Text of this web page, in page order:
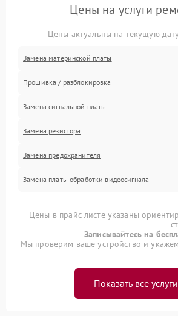
Цены на услуги
Цены актуальны на текущую
Замена материнской платы
Прошивка / разблокировка
Замена сигнальной платы
Замена резистора
Замена предохранителя
Замена платы обработки видеосигнала
Цены в прайс-листе указаны
Записывайтесь на
Мы проверим ваше устройство и
Показать все услуги